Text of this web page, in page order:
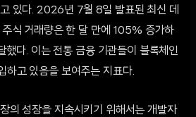
있다. 2026년 7월 8일 발표된 최신 데
주식 거래량은 한 달 만에 105% 증가하
했다. 이는 전통 금융 기관들이 블록체인
하고 있음을 보여주는 지표다.
의 성장을 지속시키기 위해서는 개발자